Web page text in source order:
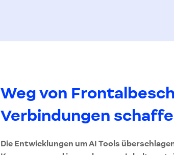
Weg von
Verbindungen
Die Entwicklungen um AI Tools